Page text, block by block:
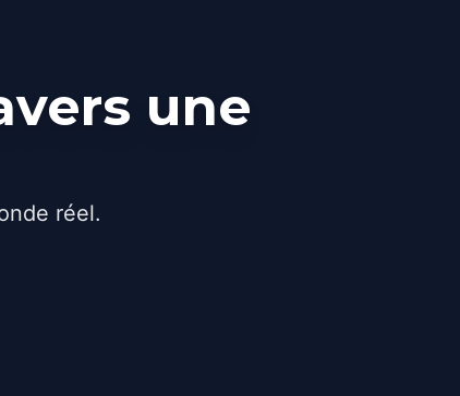
une
réel.